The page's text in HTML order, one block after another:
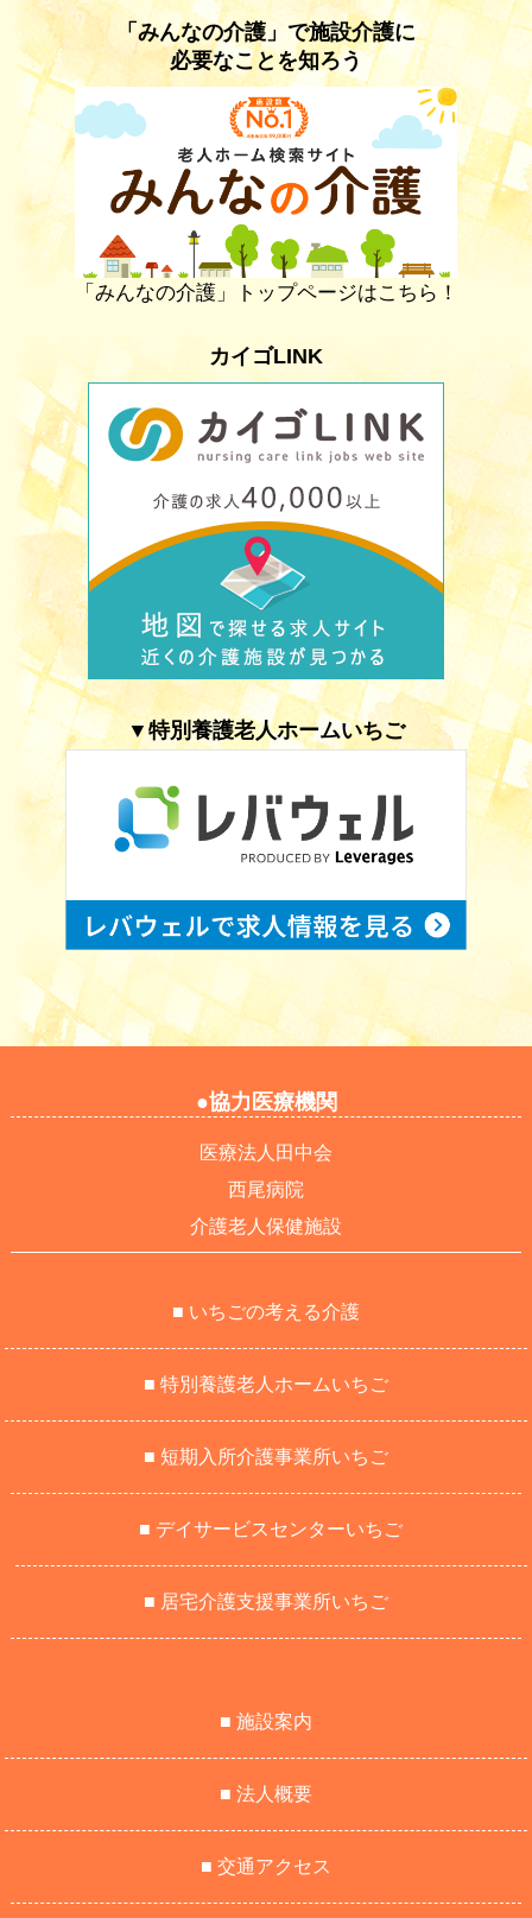
「みんなの介護」で施設介護に
必要なことを知ろう
「みんなの介護」トップページはこちら！
カイゴLINK
▼特別養護老人ホームいちご
●協力医療機関
医療法人田中会
西尾病院
介護老人保健施設
■ いちごの考える介護
■ 特別養護老人ホームいちご
■ 短期入所介護事業所いちご
■ デイサービスセンターいちご
■ 居宅介護支援事業所いちご
■ 施設案内
■ 法人概要
■ 交通アクセス